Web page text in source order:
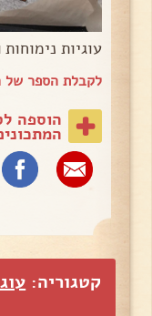
עוגיות
לקבלת הספר של
הוספה
קטגוריה: